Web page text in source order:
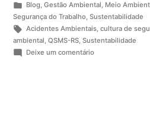
Blog, Gestão Ambiental, Meio
Segurança do Trabalho, Sustentabilidade
Acidentes Ambientais, cultura de
ambiental, QSMS-RS, Sustentabilidade
Deixe um comentário